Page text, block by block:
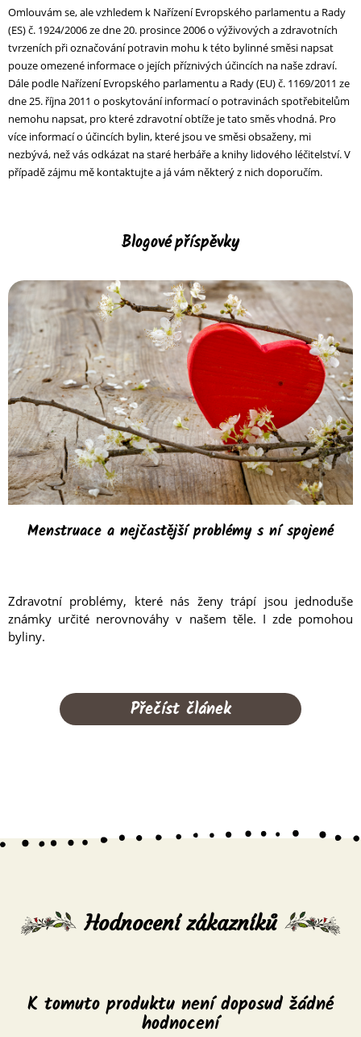
Omlouvám se, ale vzhledem k Nařízení Evropského parlamentu a Rady
(ES) č. 1924/2006 ze dne 20. prosince 2006 o výživových a zdravotních
tvrzeních při označování potravin mohu k této bylinné směsi napsat
pouze omezené informace o jejích příznivých účincích na naše zdraví.
Dále podle Nařízení Evropského parlamentu a Rady (EU) č. 1169/2011 ze
dne 25. října 2011 o poskytování informací o potravinách spotřebitelům
nemohu napsat, pro které zdravotní obtíže je tato směs vhodná. Pro
více informací o účincích bylin, které jsou ve směsi obsaženy, mi
nezbývá, než vás odkázat na staré herbáře a knihy lidového léčitelství. V
případě zájmu mě kontaktujte a já vám některý z nich doporučím.
Blogové příspěvky
Menstruace a nejčastější problémy s ní spojené
Zdravotní problémy, které nás ženy trápí jsou jednoduše
známky určité nerovnováhy v našem těle. I zde pomohou
byliny.
Přečíst článek
Hodnocení zákazníků
K tomuto produktu není doposud žádné
hodnocení